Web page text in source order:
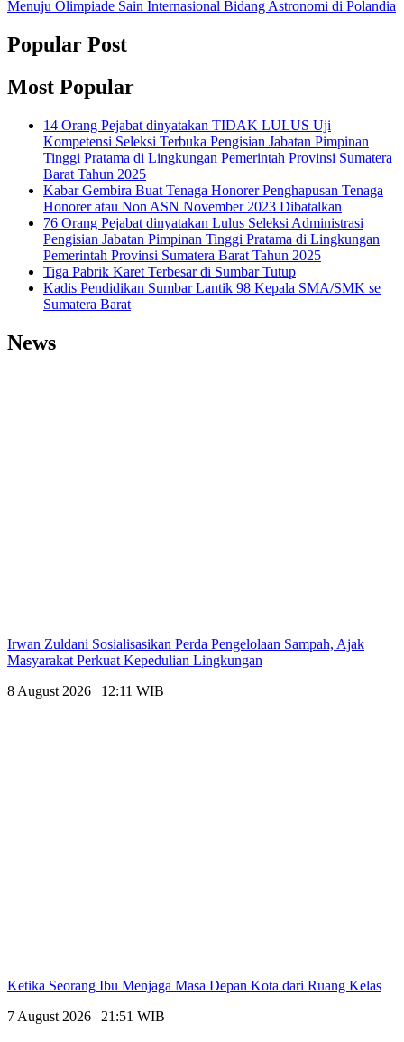
Menuju Olimpiade Sain Internasional Bidang Astronomi di Polandia
Popular Post
Most Popular
14 Orang Pejabat dinyatakan TIDAK LULUS Uji
Kompetensi Seleksi Terbuka Pengisian Jabatan Pimpinan
Tinggi Pratama di Lingkungan Pemerintah Provinsi Sumatera
Barat Tahun 2025
Kabar Gembira Buat Tenaga Honorer Penghapusan Tenaga
Honorer atau Non ASN November 2023 Dibatalkan
76 Orang Pejabat dinyatakan Lulus Seleksi Administrasi
Pengisian Jabatan Pimpinan Tinggi Pratama di Lingkungan
Pemerintah Provinsi Sumatera Barat Tahun 2025
Tiga Pabrik Karet Terbesar di Sumbar Tutup
Kadis Pendidikan Sumbar Lantik 98 Kepala SMA/SMK se
Sumatera Barat
News
Irwan Zuldani Sosialisasikan Perda Pengelolaan Sampah, Ajak
Masyarakat Perkuat Kepedulian Lingkungan
8 August 2026 | 12:11 WIB
Ketika Seorang Ibu Menjaga Masa Depan Kota dari Ruang Kelas
7 August 2026 | 21:51 WIB